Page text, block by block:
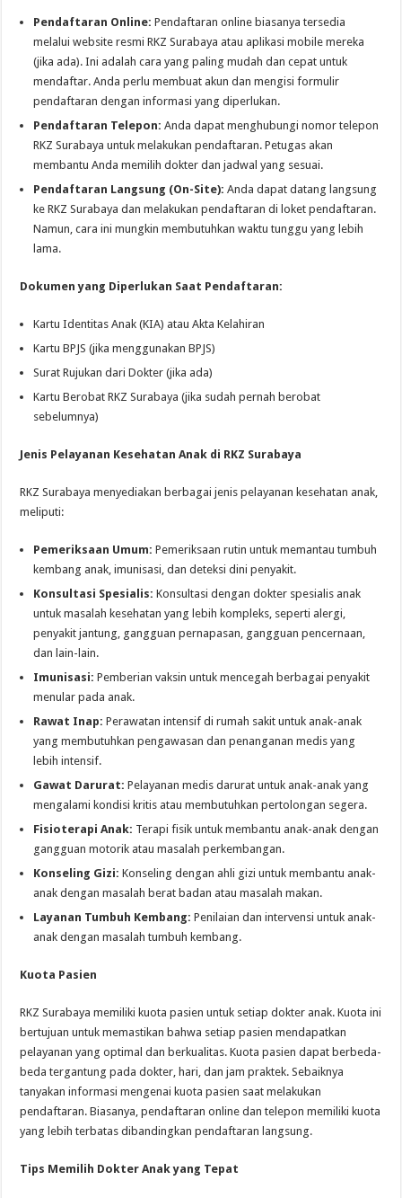
Pendaftaran Online: Pendaftaran online biasanya tersedia
melalui website resmi RKZ Surabaya atau aplikasi mobile mereka
(jika ada). Ini adalah cara yang paling mudah dan cepat untuk
mendaftar. Anda perlu membuat akun dan mengisi formulir
pendaftaran dengan informasi yang diperlukan.
Pendaftaran Telepon: Anda dapat menghubungi nomor telepon
RKZ Surabaya untuk melakukan pendaftaran. Petugas akan
membantu Anda memilih dokter dan jadwal yang sesuai.
Pendaftaran Langsung (On-Site): Anda dapat datang langsung
ke RKZ Surabaya dan melakukan pendaftaran di loket pendaftaran.
Namun, cara ini mungkin membutuhkan waktu tunggu yang lebih
lama.
Dokumen yang Diperlukan Saat Pendaftaran:
Kartu Identitas Anak (KIA) atau Akta Kelahiran
Kartu BPJS (jika menggunakan BPJS)
Surat Rujukan dari Dokter (jika ada)
Kartu Berobat RKZ Surabaya (jika sudah pernah berobat
sebelumnya)
Jenis Pelayanan Kesehatan Anak di RKZ Surabaya
RKZ Surabaya menyediakan berbagai jenis pelayanan kesehatan anak,
meliputi:
Pemeriksaan Umum: Pemeriksaan rutin untuk memantau tumbuh
kembang anak, imunisasi, dan deteksi dini penyakit.
Konsultasi Spesialis: Konsultasi dengan dokter spesialis anak
untuk masalah kesehatan yang lebih kompleks, seperti alergi,
penyakit jantung, gangguan pernapasan, gangguan pencernaan,
dan lain-lain.
Imunisasi: Pemberian vaksin untuk mencegah berbagai penyakit
menular pada anak.
Rawat Inap: Perawatan intensif di rumah sakit untuk anak-anak
yang membutuhkan pengawasan dan penanganan medis yang
lebih intensif.
Gawat Darurat: Pelayanan medis darurat untuk anak-anak yang
mengalami kondisi kritis atau membutuhkan pertolongan segera.
Fisioterapi Anak: Terapi fisik untuk membantu anak-anak dengan
gangguan motorik atau masalah perkembangan.
Konseling Gizi: Konseling dengan ahli gizi untuk membantu anak-
anak dengan masalah berat badan atau masalah makan.
Layanan Tumbuh Kembang: Penilaian dan intervensi untuk anak-
anak dengan masalah tumbuh kembang.
Kuota Pasien
RKZ Surabaya memiliki kuota pasien untuk setiap dokter anak. Kuota ini
bertujuan untuk memastikan bahwa setiap pasien mendapatkan
pelayanan yang optimal dan berkualitas. Kuota pasien dapat berbeda-
beda tergantung pada dokter, hari, dan jam praktek. Sebaiknya
tanyakan informasi mengenai kuota pasien saat melakukan
pendaftaran. Biasanya, pendaftaran online dan telepon memiliki kuota
yang lebih terbatas dibandingkan pendaftaran langsung.
Tips Memilih Dokter Anak yang Tepat